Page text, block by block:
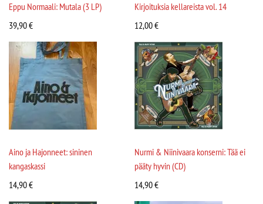
Eppu Normaali: Mutala (3 LP)
39,90€
Kirjoituksia kellareista vol. 14
12,00€
Aino ja Hajonneet: sininen
kangaskassi
14,90€
Nurmi & Niinivaara konserni: Tää ei
pääty hyvin (CD)
14,90€